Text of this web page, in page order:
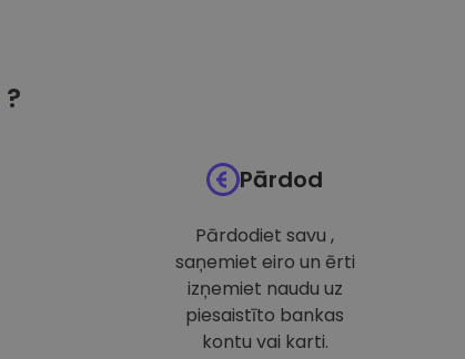
?
Pārdod
Pārdodiet savu ,
saņemiet eiro un ērti
izņemiet naudu uz
piesaistīto bankas
kontu vai karti.